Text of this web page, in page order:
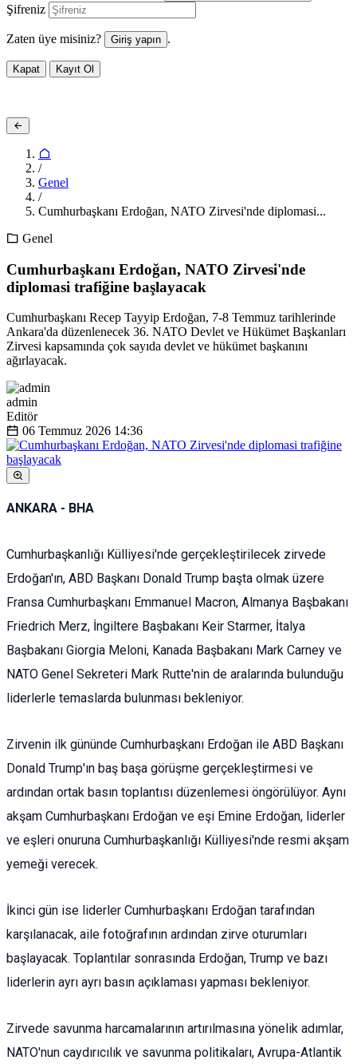
Şifreniz
Zaten üye misiniz? Giriş yapın .
Kapat Kayıt Ol
/
Genel
/
Cumhurbaşkanı Erdoğan, NATO Zirvesi'nde diplomasi...
Genel
Cumhurbaşkanı Erdoğan, NATO Zirvesi'nde
diplomasi trafiğine başlayacak
Cumhurbaşkanı Recep Tayyip Erdoğan, 7-8 Temmuz tarihlerinde
Ankara'da düzenlenecek 36. NATO Devlet ve Hükümet Başkanları
Zirvesi kapsamında çok sayıda devlet ve hükümet başkanını
ağırlayacak.
admin
Editör
06 Temmuz 2026 14:36
ANKARA - BHA
Cumhurbaşkanlığı Külliyesi'nde gerçekleştirilecek zirvede
Erdoğan'ın, ABD Başkanı Donald Trump başta olmak üzere
Fransa Cumhurbaşkanı Emmanuel Macron, Almanya Başbakanı
Friedrich Merz, İngiltere Başbakanı Keir Starmer, İtalya
Başbakanı Giorgia Meloni, Kanada Başbakanı Mark Carney ve
NATO Genel Sekreteri Mark Rutte'nin de aralarında bulunduğu
liderlerle temaslarda bulunması bekleniyor.
Zirvenin ilk gününde Cumhurbaşkanı Erdoğan ile ABD Başkanı
Donald Trump'ın baş başa görüşme gerçekleştirmesi ve
ardından ortak basın toplantısı düzenlemesi öngörülüyor. Aynı
akşam Cumhurbaşkanı Erdoğan ve eşi Emine Erdoğan, liderler
ve eşleri onuruna Cumhurbaşkanlığı Külliyesi'nde resmi akşam
yemeği verecek.
İkinci gün ise liderler Cumhurbaşkanı Erdoğan tarafından
karşılanacak, aile fotoğrafının ardından zirve oturumları
başlayacak. Toplantılar sonrasında Erdoğan, Trump ve bazı
liderlerin ayrı ayrı basın açıklaması yapması bekleniyor.
Zirvede savunma harcamalarının artırılmasına yönelik adımlar,
NATO'nun caydırıcılık ve savunma politikaları, Avrupa-Atlantik